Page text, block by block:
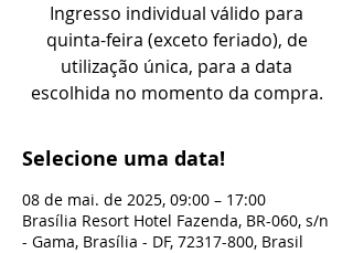
Ingresso individual válido para
quinta-feira (exceto feriado), de
utilização única, para a data
escolhida no momento da compra.
Selecione uma data!
08 de mai. de 2025, 09:00 – 17:00
Brasília Resort Hotel Fazenda, BR-060, s/n
- Gama, Brasília - DF, 72317-800, Brasil